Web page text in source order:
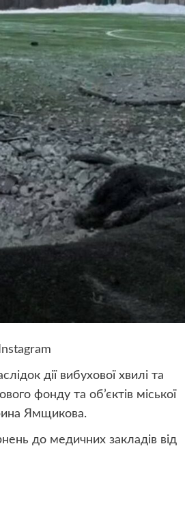
дії вибухової хвилі та
фонду та об’єктів міської
Ямщикова.
до медичних закладів від